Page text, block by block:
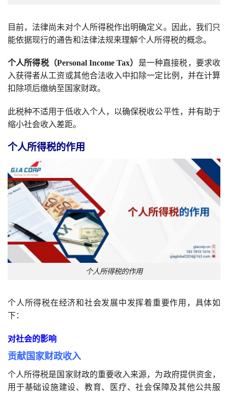
目前，法律尚未对个人所得税作出明确定义。因此，我们只
能依据现行的通告和法律法规来理解个人所得税的概念。
个人所得税（Personal Income Tax） 是一种直接税，要求收
入获得者从工资或其他合法收入中扣除一定比例，并在计算
扣除项后缴纳至国家财政。
此税种不适用于低收入个人，以确保税收公平性，并有助于
缩小社会收入差距。
个人所得税的作用
个人所得税的作用
个人所得税在经济和社会发展中发挥着重要作用，具体如
下：
对社会的影响
贡献国家财政收入
个人所得税是国家财政的重要收入来源，为政府提供资金，
用于基础设施建设、教育、医疗、社会保障及其他公共服